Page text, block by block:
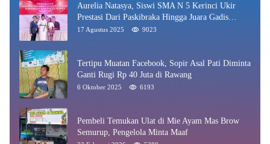
Aurelia Natasya, Siswi SMA N 5 Kerinci Ukir
Prestasi Dari Paskibraka Hingga Juara Gadis
Kerinci 2025
17 Agustus 2025 9023
Tertipu Muatan Facebook, Sopir Asal Pati Diminta
Ganti Rugi Rp 40 Juta di Rawang
6 Oktober 2025 6193
Pembeli Temukan Ulat di Mie Ayam Mas Brow
Semurup, Pengelola Minta Maaf